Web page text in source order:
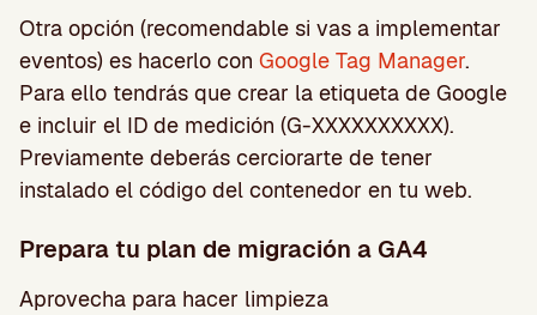
Otra opción (recomendable si vas a implementar
eventos) es hacerlo con Google Tag Manager.
Para ello tendrás que crear la etiqueta de Google
e incluir el ID de medición (G-XXXXXXXXXX).
Previamente deberás cerciorarte de tener
instalado el código del contenedor en tu web.
Prepara tu plan de migración a GA4
Aprovecha para hacer limpieza